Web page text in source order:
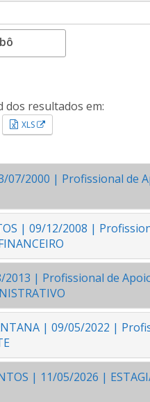
dos resultados em:
XLS Esse link abrirá em uma
07/2000 | Profissional de
| 09/12/2008 |
2013 | Profissional de
| 09/05/2022 |
| 11/05/2026 |